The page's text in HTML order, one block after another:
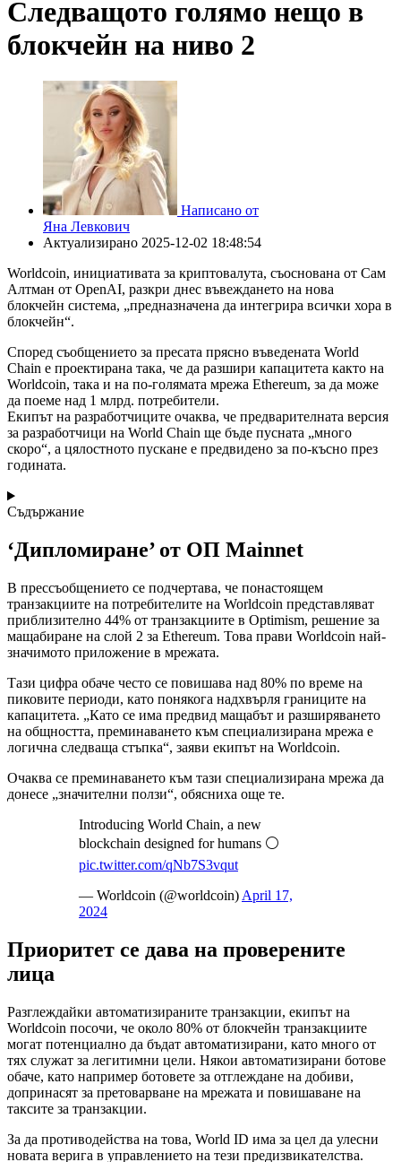
Следващото голямо нещо в
блокчейн на ниво 2
Написано от
Яна Левкович
Актуализирано 2025-12-02 18:48:54
Worldcoin, инициативата за криптовалута, съоснована от Сам
Алтман от OpenAI, разкри днес въвеждането на нова
блокчейн система, „предназначена да интегрира всички хора в
блокчейн“.
Според съобщението за пресата прясно въведената World
Chain е проектирана така, че да разшири капацитета както на
Worldcoin, така и на по-голямата мрежа Ethereum, за да може
да поеме над 1 млрд. потребители.
Екипът на разработчиците очаква, че предварителната версия
за разработчици на World Chain ще бъде пусната „много
скоро“, а цялостното пускане е предвидено за по-късно през
годината.
Съдържание
‘Дипломиране’ от ОП Mainnet
В прессъобщението се подчертава, че понастоящем
транзакциите на потребителите на Worldcoin представляват
приблизително 44% от транзакциите в Optimism, решение за
мащабиране на слой 2 за Ethereum. Това прави Worldcoin най-
значимото приложение в мрежата.
Тази цифра обаче често се повишава над 80% по време на
пиковите периоди, като понякога надхвърля границите на
капацитета. „Като се има предвид мащабът и разширяването
на общността, преминаването към специализирана мрежа е
логична следваща стъпка“, заяви екипът на Worldcoin.
Очаква се преминаването към тази специализирана мрежа да
донесе „значителни ползи“, обясниха още те.
Introducing World Chain, a new
blockchain designed for humans ⚪️
pic.twitter.com/qNb7S3vqut
— Worldcoin (@worldcoin) April 17,
2024
Приоритет се дава на проверените
лица
Разглеждайки автоматизираните транзакции, екипът на
Worldcoin посочи, че около 80% от блокчейн транзакциите
могат потенциално да бъдат автоматизирани, като много от
тях служат за легитимни цели. Някои автоматизирани ботове
обаче, като например ботовете за отглеждане на добиви,
допринасят за претоварване на мрежата и повишаване на
таксите за транзакции.
За да противодейства на това, World ID има за цел да улесни
новата верига в управлението на тези предизвикателства.